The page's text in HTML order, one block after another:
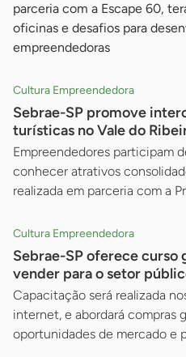
parceria com a Escape 60,
oficinas e desafios para
empreendedoras
Cultura Empreendedora
Sebrae-SP promove
turísticas no Vale do
Empreendedores participam
conhecer atrativos
realizada em parceria com a
Cultura Empreendedora
Sebrae-SP oferece
vender para o setor
Capacitação será realizada
internet, e abordará compras
oportunidades de mercado e